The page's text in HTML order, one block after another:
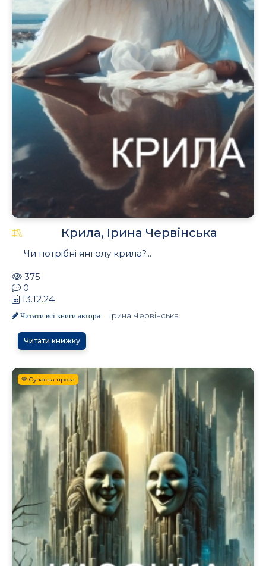
Крила, Ірина Червінська
Чи потрібні янголу крила?...
375
0
13.12.24
Читати всі книги автора: Ірина Червінська
Читати книжку
💙 Сучасна проза